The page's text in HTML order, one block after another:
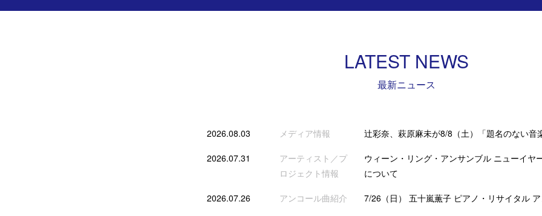
LATEST NEWS
最新ニュース
2026.08.03 メディア情報 辻彩奈、萩原麻未が8/8（土）「題名のない音
2026.07.31
アーティスト／プ
ロジェクト情報
ウィーン・リング・アンサンブル ニューイヤ
について
2026.07.26 アンコール曲紹介 7/26（日） 五十嵐薫子 ピアノ・リサイタル